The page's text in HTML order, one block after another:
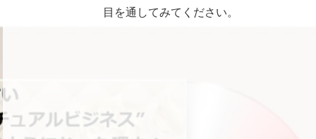
目を通してみてください。